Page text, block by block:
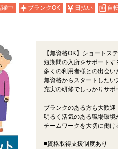
中 ブランクOK 日払い 自
【無資格OK】ショートス
短期間の入所をサポートす
多くの利用者様との出会い
無資格からスタートしたい
充実の研修でしっかりサ
ブランクのある方も大歓迎
明るく活気のある職場環境
チームワークを大切に働け
■資格取得支援制度あり